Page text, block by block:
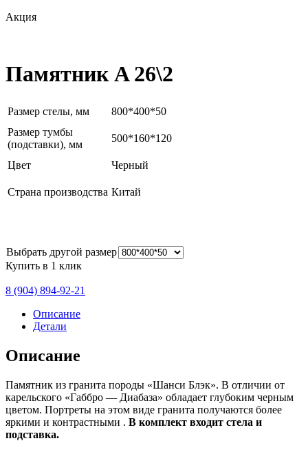
Акция
Памятник A 26\2
Размер стелы, мм
800*400*50
Размер тумбы
(подставки), мм
500*160*120
Цвет Черный
Страна производства Китай
Выбрать другой размер
Купить в 1 клик
8 (904) 894-92-21
Описание
Детали
Описание
Памятник из гранита породы «Шанси Блэк». В отличии от
карельского «Габбро — Диабаза» обладает глубоким черным
цветом. Портреты на этом виде гранита получаются более
яркими и контрастными . В комплект входит стела и
подставка.